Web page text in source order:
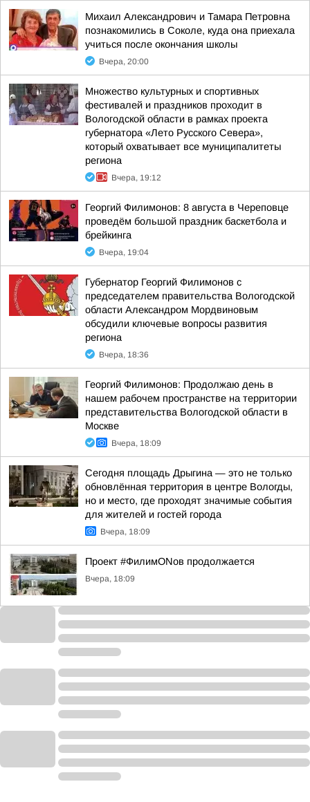
Михаил Александрович и Тамара Петровна
познакомились в Соколе, куда она приехала
учиться после окончания школы
Вчера, 20:00
Множество культурных и спортивных
фестивалей и праздников проходит в
Вологодской области в рамках проекта
губернатора «Лето Русского Севера»,
который охватывает все муниципалитеты
региона
Вчера, 19:12
Георгий Филимонов: 8 августа в Череповце
проведём большой праздник баскетбола и
брейкинга
Вчера, 19:04
Губернатор Георгий Филимонов с
председателем правительства Вологодской
области Александром Мордвиновым
обсудили ключевые вопросы развития
региона
Вчера, 18:36
Георгий Филимонов: Продолжаю день в
нашем рабочем пространстве на территории
представительства Вологодской области в
Москве
Вчера, 18:09
Сегодня площадь Дрыгина — это не только
обновлённая территория в центре Вологды,
но и место, где проходят значимые события
для жителей и гостей города
Вчера, 18:09
Проект #ФилимONов продолжается
Вчера, 18:09